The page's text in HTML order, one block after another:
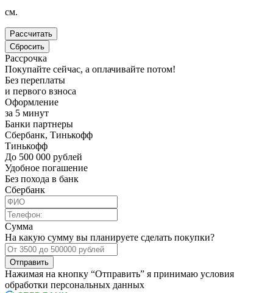
см.
Рассрочка
Покупайте сейчас, а оплачивайте потом!
Без переплаты
и первого взноса
Оформление
за 5 минут
Банки партнеры
Сбербанк, Тинькофф
Тинькофф
До 500 000 рублей
Удобное погашение
Без похода в банк
Сбербанк
Сумма
На какую сумму вы планируете сделать покупки?
Отправить
Нажимая на кнопку “Отправить” я принимаю условия
обработки персональных данных